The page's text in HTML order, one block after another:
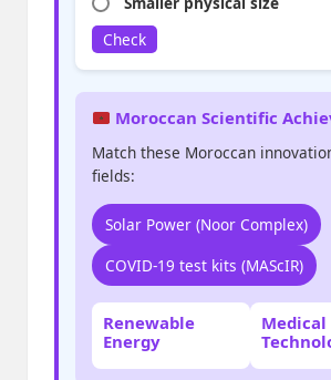
Check
Moroccan Scientific
Match these Moroccan
fields:
Solar Power (Noor Complex)
COVID-19 test kits (MAScIR)
Renewable
Energy
Medical